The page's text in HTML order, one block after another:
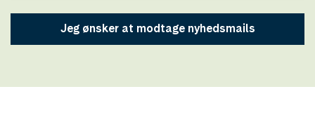
Jeg ønsker at modtage nyhedsmails